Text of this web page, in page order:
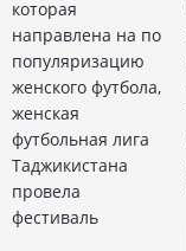
которая
направлена на по
популяризацию
женского футбола,
женская
футбольная лига
Таджикистана
провела
фестиваль